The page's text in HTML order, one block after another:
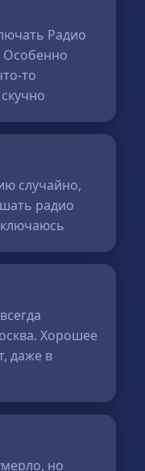
Радио
Особенно
то
случайно,
радио
Хорошее
даже в
но